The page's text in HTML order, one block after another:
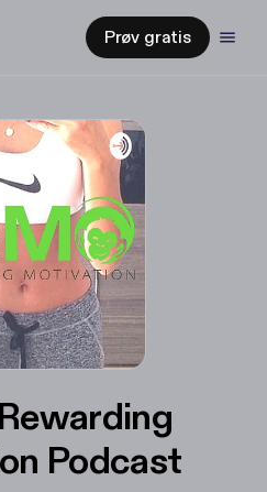
Prøv gratis
Podcast